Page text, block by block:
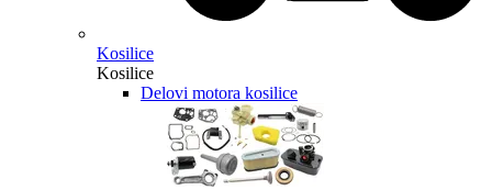
Kosilice
Kosilice
Delovi motora kosilice